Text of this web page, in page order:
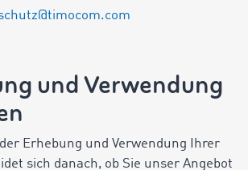
und Verwendung
Erhebung und Verwendung Ihrer
sich danach, ob Sie unser Angebot